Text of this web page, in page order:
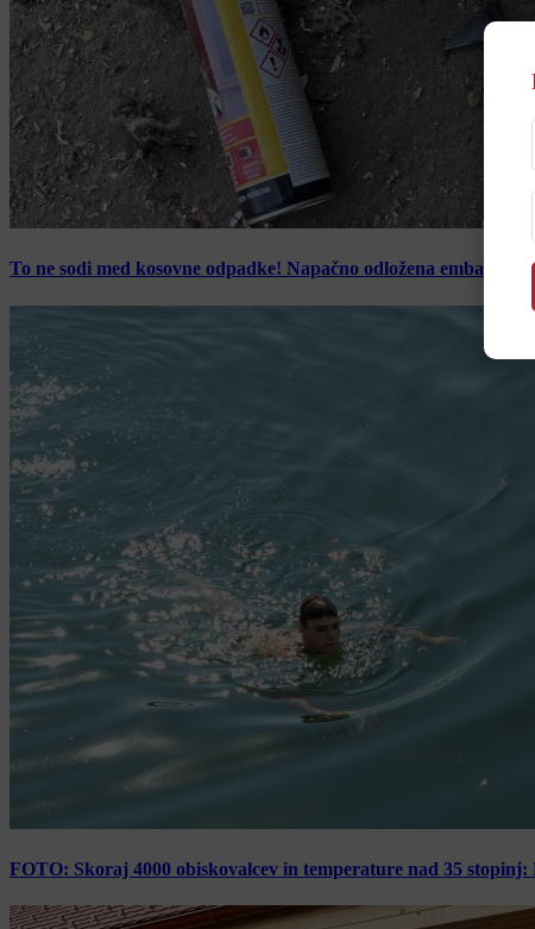
To ne sodi med kosovne odpadke! Napačno odložena embalaža
FOTO: Skoraj 4000 obiskovalcev in temperature nad 35